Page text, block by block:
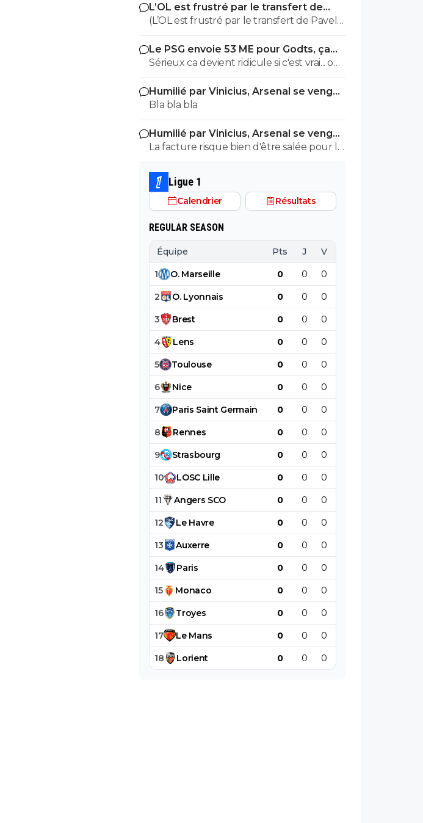
ils veulent juste profitez au maximum des
clubs qui sont beaucoup plus mal lotis
qu'eux c'est la loi du plus fort tout
simplement..
L’OL est frustré par le transfert de
Pavel Sulc
(L’OL est frustré par le transfert de Pavel
Sulc) ... mais le public aussi commence a
être frustré ... la vente de ces "excellents"
joueurs dont fait partie Pavel Sulc ... pour
récupérer quoi ? qui? À un moment
donné il faudra bien arriver a construire
dans le long terme... et avec , seulement
avec , une équipe régulière ça finira par
payer, mais là pour l'instant, ???
Le PSG envoie 53 ME pour Godts, ça
bloque toujours
Sérieux ca devient ridicule si c'est vrai... on
a besoin de joueur pour la supercoupe !
sérieux a 5 ou 7M€ pres, go !!
Humilié par Vinicius, Arsenal se venge
sur le PSG
Bla bla bla
Humilié par Vinicius, Arsenal se venge
sur le PSG
La facture risque bien d'être salée pour le
PSG. ^^
Ligue 1
Calendrier Résultats
REGULAR SEASON
Équipe Pts J V
1 O. Marseille 0 0 0
2 O. Lyonnais 0 0 0
3 Brest 0 0 0
4 Lens 0 0 0
5 Toulouse 0 0 0
6 Nice 0 0 0
7 Paris Saint Germain 0 0 0
8 Rennes 0 0 0
9 Strasbourg 0 0 0
10 LOSC Lille 0 0 0
11 Angers SCO 0 0 0
12 Le Havre 0 0 0
13 Auxerre 0 0 0
14 Paris 0 0 0
15 Monaco 0 0 0
16 Troyes 0 0 0
17 Le Mans 0 0 0
18 Lorient 0 0 0